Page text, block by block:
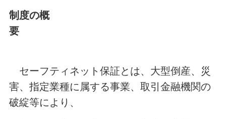
制度の概
要
セーフティネット保証とは、大型倒産、災
害、指定業種に属する事業、取引金融機関の
破綻等により、